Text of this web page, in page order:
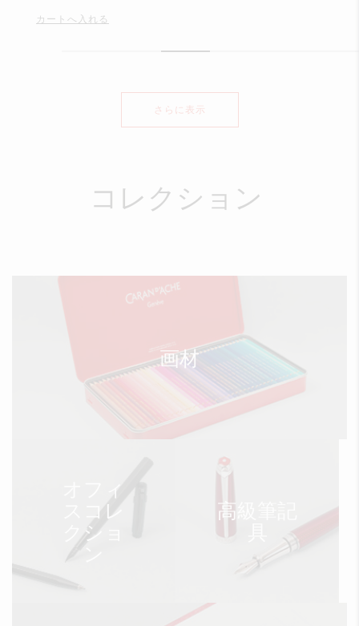
カートへ入れる
さらに表示
コレクション
画材
オフィ
スコレ
クショ
高級筆記